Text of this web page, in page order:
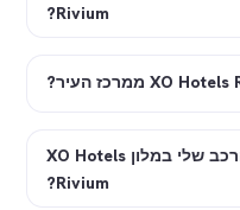
Rivium?
⭐ האם אני יכול להחנות את הרכב שלי במלון XO Hotels
Rivium?